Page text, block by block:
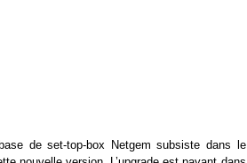
de set-top-box Netgem subsiste dans le